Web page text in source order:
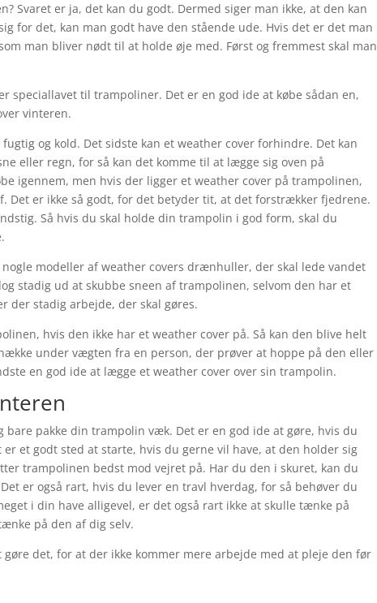
Svaret er ja, det kan du godt. Dermed siger man ikke, at den kan
for det, kan man godt have den stående ude. Hvis det er det man
man bliver nødt til at holde øje med. Først og fremmest skal man
speciallavet til trampoliner. Det er en god ide at købe sådan en,
vinteren.
og kold. Det sidste kan et weather cover forhindre. Det kan
eller regn, for så kan det komme til at lægge sig oven på
igennem, men hvis der ligger et weather cover på trampolinen,
Det er ikke så godt, for det betyder tit, at det forstrækker fjedrene.
Så hvis du skal holde din trampolin i god form, skal du
modeller af weather covers drænhuller, der skal lede vandet
stadig ud at skubbe sneen af trampolinen, selvom den har et
der stadig arbejde, der skal gøres.
hvis den ikke har et weather cover på. Så kan den blive helt
under vægten fra en person, der prøver at hoppe på den eller
en god ide at lægge et weather cover over sin trampolin.
pakke din trampolin væk. Det er en god ide at gøre, hvis du
et godt sted at starte, hvis du gerne vil have, at den holder sig
trampolinen bedst mod vejret på. Har du den i skuret, kan du
er også rart, hvis du lever en travl hverdag, for så behøver du
i din have alligevel, er det også rart ikke at skulle tænke på
på den af dig selv.
det, for at der ikke kommer mere arbejde med at pleje den før